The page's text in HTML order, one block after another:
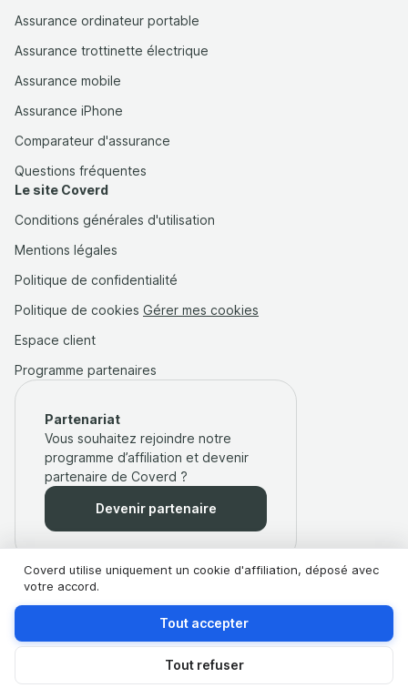
Assurance ordinateur portable
Assurance trottinette électrique
Assurance mobile
Assurance iPhone
Comparateur d'assurance
Questions fréquentes
Le site Coverd
Conditions générales d'utilisation
Mentions légales
Politique de confidentialité
Politique de cookies Gérer mes cookies
Espace client
Programme partenaires
Partenariat
Vous souhaitez rejoindre notre
programme d’affiliation et devenir
partenaire de Coverd ?
Devenir partenaire
Coverd est une Société par Actions Simplifiée (SAS) régie par le
Code des Assurances et est immatriculée au Registre ORIAS,
sous le numéro 19002122.
Coverd utilise uniquement un cookie d'affiliation, déposé avec
votre accord.
Tout accepter
Tout refuser